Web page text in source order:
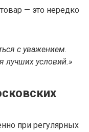
— это нередко
с уважением.
лучших условий.»
при регулярных